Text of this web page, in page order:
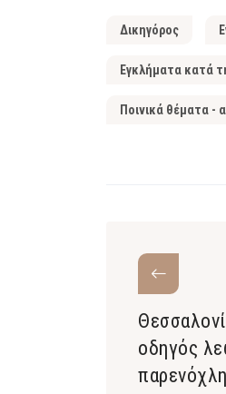
Δικηγόρος
Εγκλήματα κατά
Ποινικά θέματα -
οδηγός